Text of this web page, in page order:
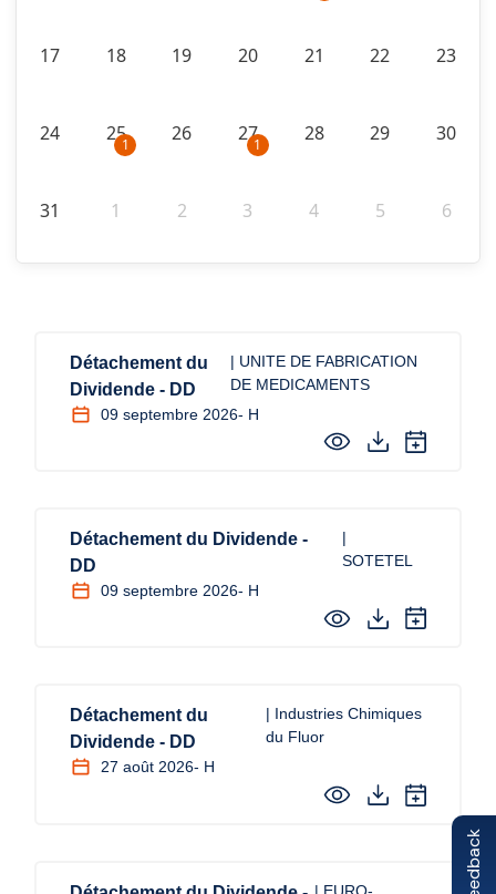
17 18 19 20 21 22 23
24 251 26 271 28 29 30
31 1 2 3 4 5 6
Détachement du
Dividende - DD
| UNITE DE FABRICATION
DE MEDICAMENTS
09 septembre 2026- H
Détachement du Dividende -
DD
|
SOTETEL
09 septembre 2026- H
Détachement du
Dividende - DD
| Industries Chimiques
du Fluor
27 août 2026- H
| EURO- Feedback